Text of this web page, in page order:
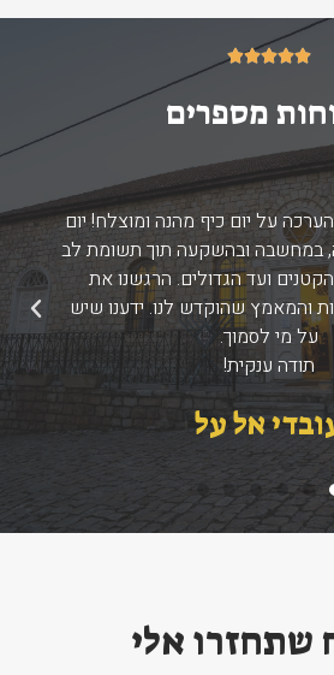





5/5
מספרים
על יום כיף מהנה ומוצלח! יום
במחשבה ובהשקעה תוך תשומת לב
ועד הגדולים. הרגשנו את
והמאמץ שהוקדש לנו. ידענו שיש
על מי לסמוך.
תודה ענקית!
אל על
הבא
אלי